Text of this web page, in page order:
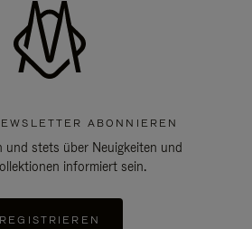
ABONNIEREN
und stets über Neuigkeiten und
informiert sein.
REGISTRIEREN